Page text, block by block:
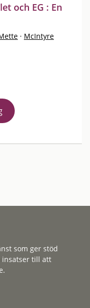
och EG : En
· McIntyre
som ger stöd
insatser till att